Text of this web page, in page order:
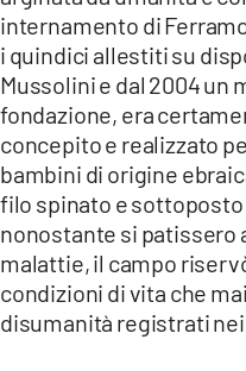
internamento di
i quindici allestiti su
Mussolini e dal 2004 un
fondazione, era
concepito e realizzato
bambini di origine
filo spinato e
nonostante si patissero
malattie, il campo
condizioni di vita che
disumanità registrati nei